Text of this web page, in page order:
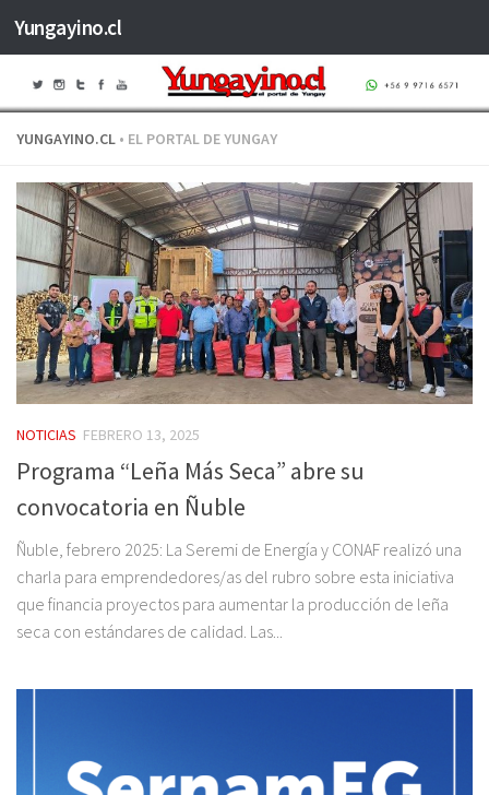
Saltar al contenido
Yungayino.cl
YUNGAYINO.CL • EL PORTAL DE YUNGAY
NOTICIAS FEBRERO 13, 2025
Programa “Leña Más Seca” abre su
convocatoria en Ñuble
Ñuble, febrero 2025: La Seremi de Energía y CONAF realizó una
charla para emprendedores/as del rubro sobre esta iniciativa
que financia proyectos para aumentar la producción de leña
seca con estándares de calidad. Las...